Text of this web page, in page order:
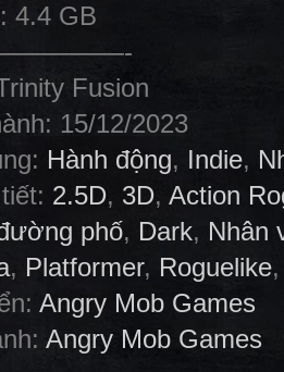
4.4 GB
Fusion
15/12/2023
Hành động, Indie,
2.5D, 3D, Action
phố, Dark, Nhân
, Platformer, Roguelike
Angry Mob Games
Angry Mob Games